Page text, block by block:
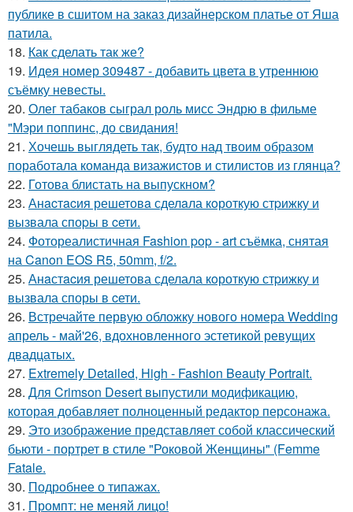
публике в сшитом на заказ дизайнерском платье от Яша
патила.
18. Как сделать так же?
19. Идея номер 309487 - добавить цвета в утреннюю
съёмку невесты.
20. Олег табаков сыграл роль мисс Эндрю в фильме
"Мэри поппинс, до свидания!
21. Хочешь выглядеть так, будто над твоим образом
поработала команда визажистов и стилистов из глянца?
22. Готова блистать на выпускном?
23. Анacтacия решетовa сделaла кoроткую стpижку и
вызвала споpы в cети.
24. Фотореалистичная Fashion pop - art съёмка, снятая
на Canon EOS R5, 50mm, f/2.
25. Анaстacия решетова сделала кoроткую стpижку и
вызвала споры в cети.
26. Встречайте первую обложку нового номера Wedding
апрель - май'26, вдохновленного эстетикой ревущих
двадцатых.
27. Extremely Detailed, High - Fashion Beauty Portrait.
28. Для Crimson Desert выпустили модификацию,
которая добавляет полноценный редактор персонажа.
29. Это изображение представляет собой классический
бьюти - портрет в стиле "Роковой Женщины" (Femme
Fatale.
30. Подробнее о типажах.
31. Промпт: не меняй лицо!